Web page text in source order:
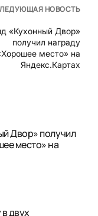
НОВОСТЬ
«Кухонный Двор»
получил награду
место» на
Яндекс.Картах
Двор» получил
место» на
двух